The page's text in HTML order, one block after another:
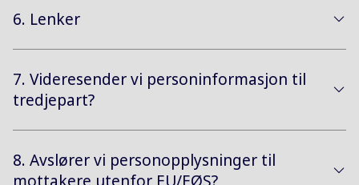
6. Lenker
7. Videresender vi personinformasjon til
tredjepart?
8. Avslører vi personopplysninger til